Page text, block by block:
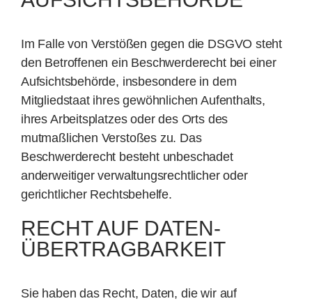
Im Falle von Verstößen gegen die DSGVO steht
den Betroffenen ein Beschwerderecht bei einer
Aufsichtsbehörde, insbesondere in dem
Mitgliedstaat ihres gewöhnlichen Aufenthalts,
ihres Arbeitsplatzes oder des Orts des
mutmaßlichen Verstoßes zu. Das
Beschwerderecht besteht unbeschadet
anderweitiger verwaltungsrechtlicher oder
gerichtlicher Rechtsbehelfe.
RECHT AUF DATEN­
ÜBERTRAG­BARKEIT
Sie haben das Recht, Daten, die wir auf